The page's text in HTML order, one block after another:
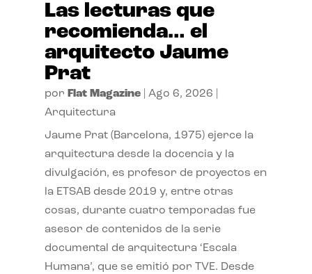
Las lecturas que
recomienda… el
arquitecto Jaume
Prat
por Flat Magazine| Ago 6, 2026
Arquitectura
Jaume Prat (Barcelona, 1975) ejerce la
arquitectura desde la docencia y la
divulgación, es profesor de proyectos en
la ETSAB desde 2019 y, entre otras
cosas, durante cuatro temporadas fue
asesor de contenidos de la serie
documental de arquitectura ‘Escala
Humana’, que se emitió por TVE. Desde